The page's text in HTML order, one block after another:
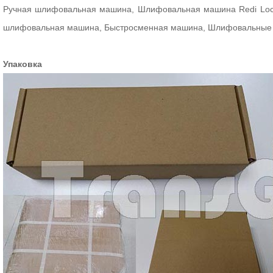
Ручная шлифовальная машина, Шлифовальная машина Redi
шлифовальная машина, Быстросменная машина,
Упаковка